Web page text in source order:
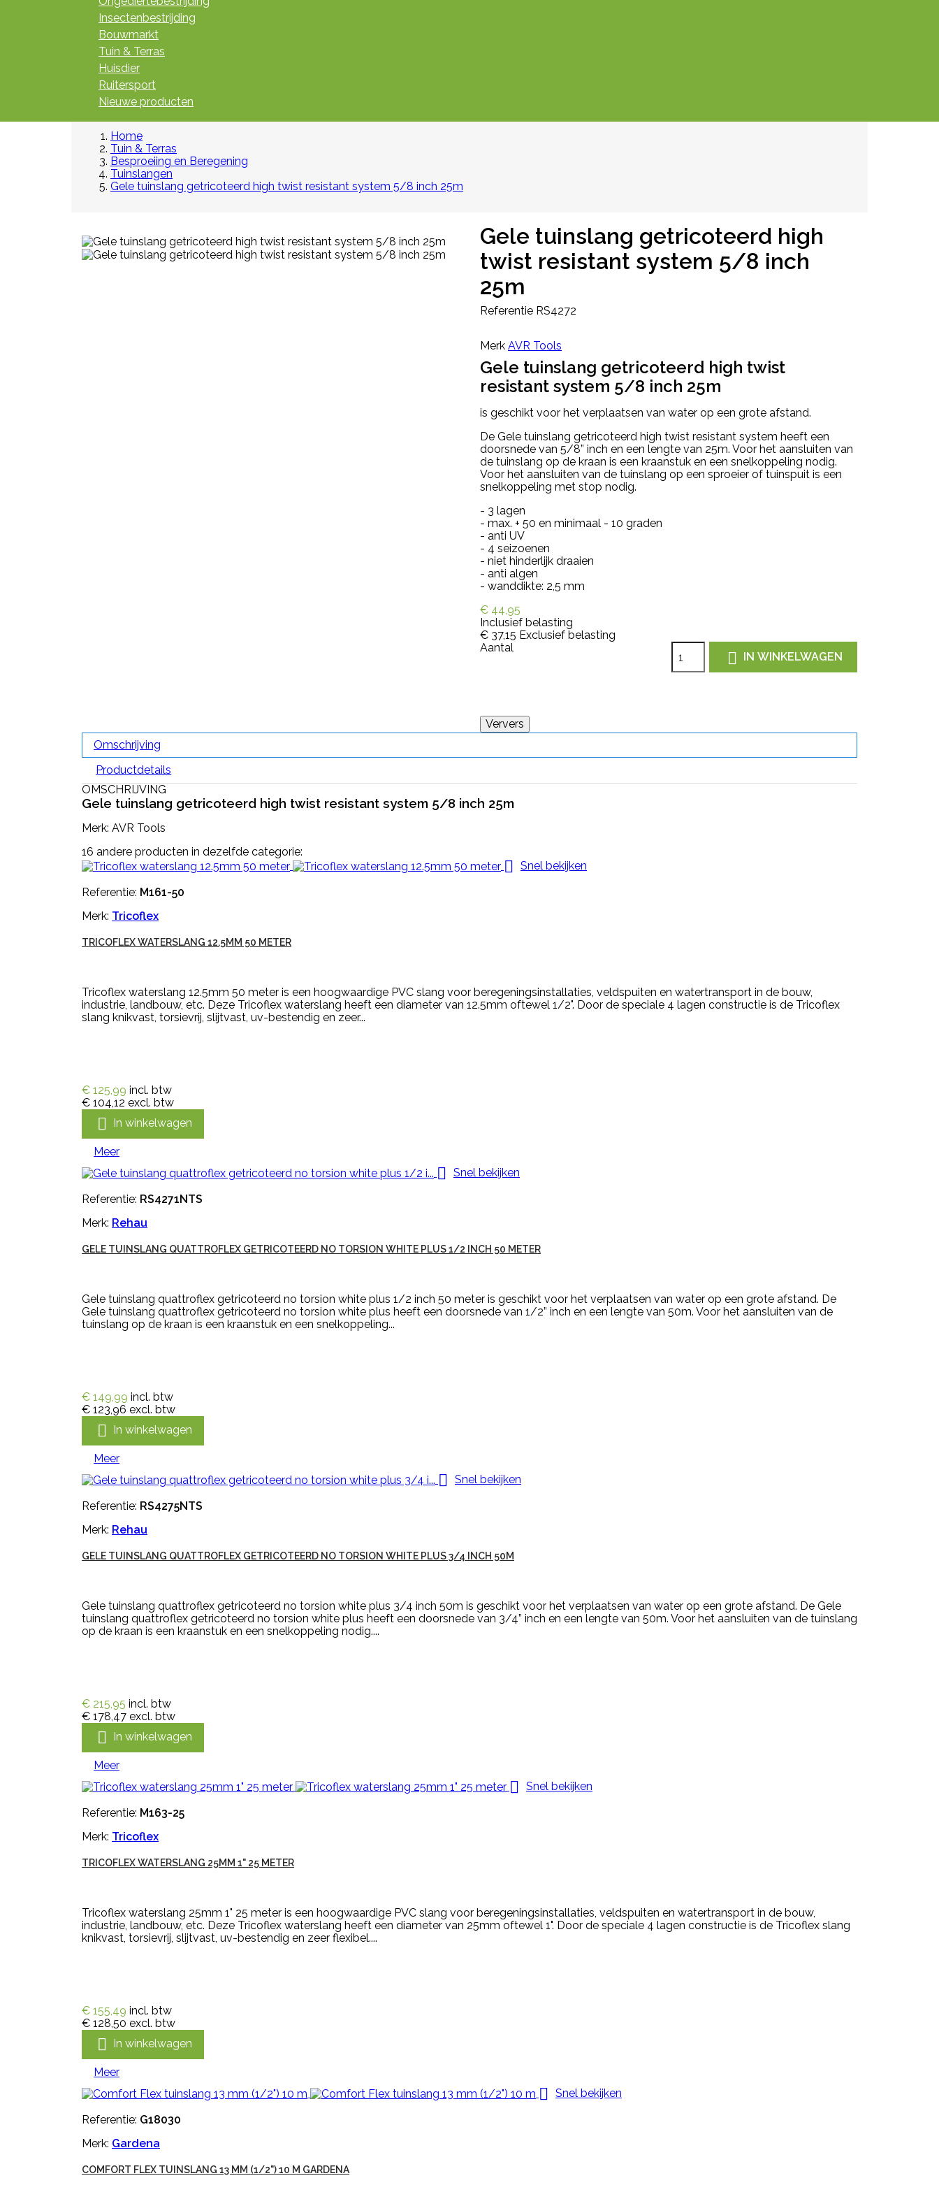
Insectenbestrijding
Bouwmarkt
Tuin & Terras
Huisdier
Ruitersport
Nieuwe producten
Home
Tuin & Terras
Besproeiing en Beregening
Tuinslangen
Gele tuinslang getricoteerd high twist resistant system 5/8 inch 25m
Gele tuinslang getricoteerd high
twist resistant system 5/8 inch
25m
Referentie RS4272
Merk AVR Tools
Gele tuinslang getricoteerd high twist
resistant system 5/8 inch 25m
is geschikt voor het verplaatsen van water op een grote afstand.
De Gele tuinslang getricoteerd high twist resistant system heeft een
doorsnede van 5/8” inch en een lengte van 25m. Voor het aansluiten van
de tuinslang op de kraan is een kraanstuk en een snelkoppeling nodig.
Voor het aansluiten van de tuinslang op een sproeier of tuinspuit is een
snelkoppeling met stop nodig.
- 3 lagen
- max. + 50 en minimaal - 10 graden
- anti UV
- 4 seizoenen
- niet hinderlijk draaien
- anti algen
- wanddikte: 2,5 mm
€ 44,95
Inclusief belasting
€ 37,15 Exclusief belasting
Aantal
 IN WINKELWAGEN
Omschrijving
Productdetails
OMSCHRIJVING
Gele tuinslang getricoteerd high twist resistant system 5/8 inch 25m
Merk: AVR Tools
16 andere producten in dezelfde categorie:
 Snel bekijken
Referentie: M161-50
Merk: Tricoflex
TRICOFLEX WATERSLANG 12.5MM 50 METER
Tricoflex waterslang 12.5mm 50 meter is een hoogwaardige PVC slang voor beregeningsinstallaties, veldspuiten en watertransport in de bouw,
industrie, landbouw, etc. Deze Tricoflex waterslang heeft een diameter van 12.5mm oftewel 1/2". Door de speciale 4 lagen constructie is de Tricoflex
slang knikvast, torsievrij, slijtvast, uv-bestendig en zeer...
€ 125,99 incl. btw
€ 104,12 excl. btw
 In winkelwagen
Meer
 Snel bekijken
Referentie: RS4271NTS
Merk: Rehau
GELE TUINSLANG QUATTROFLEX GETRICOTEERD NO TORSION WHITE PLUS 1/2 INCH 50 METER
Gele tuinslang quattroflex getricoteerd no torsion white plus 1/2 inch 50 meter is geschikt voor het verplaatsen van water op een grote afstand. De
Gele tuinslang quattroflex getricoteerd no torsion white plus heeft een doorsnede van 1/2” inch en een lengte van 50m. Voor het aansluiten van de
tuinslang op de kraan is een kraanstuk en een snelkoppeling...
€ 149,99 incl. btw
€ 123,96 excl. btw
 In winkelwagen
Meer
 Snel bekijken
Referentie: RS4275NTS
Merk: Rehau
GELE TUINSLANG QUATTROFLEX GETRICOTEERD NO TORSION WHITE PLUS 3/4 INCH 50M
Gele tuinslang quattroflex getricoteerd no torsion white plus 3/4 inch 50m is geschikt voor het verplaatsen van water op een grote afstand. De Gele
tuinslang quattroflex getricoteerd no torsion white plus heeft een doorsnede van 3/4” inch en een lengte van 50m. Voor het aansluiten van de tuinslang
op de kraan is een kraanstuk en een snelkoppeling nodig....
€ 215,95 incl. btw
€ 178,47 excl. btw
 In winkelwagen
Meer
 Snel bekijken
Referentie: M163-25
Merk: Tricoflex
TRICOFLEX WATERSLANG 25MM 1" 25 METER
Tricoflex waterslang 25mm 1" 25 meter is een hoogwaardige PVC slang voor beregeningsinstallaties, veldspuiten en watertransport in de bouw,
industrie, landbouw, etc. Deze Tricoflex waterslang heeft een diameter van 25mm oftewel 1". Door de speciale 4 lagen constructie is de Tricoflex slang
knikvast, torsievrij, slijtvast, uv-bestendig en zeer flexibel....
€ 155,49 incl. btw
€ 128,50 excl. btw
 In winkelwagen
Meer
 Snel bekijken
Referentie: G18030
Merk: Gardena
COMFORT FLEX TUINSLANG 13 MM (1/2") 10 M GARDENA